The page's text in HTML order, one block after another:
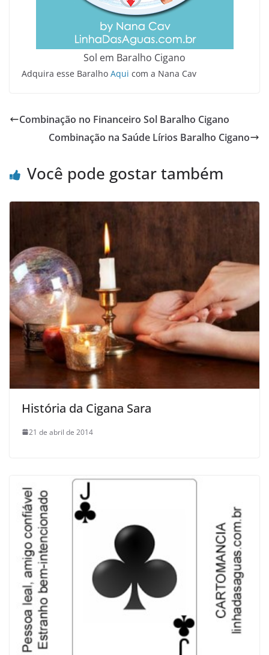
Sol em Baralho Cigano
Adquira esse Baralho Aqui com a Nana Cav
Combinação no Financeiro Sol Baralho Cigano
Combinação na Saúde Lírios Baralho Cigano
Você pode gostar também
História da Cigana Sara
21 de abril de 2014